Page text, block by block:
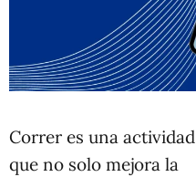
Correr es una actividad
que no solo mejora la